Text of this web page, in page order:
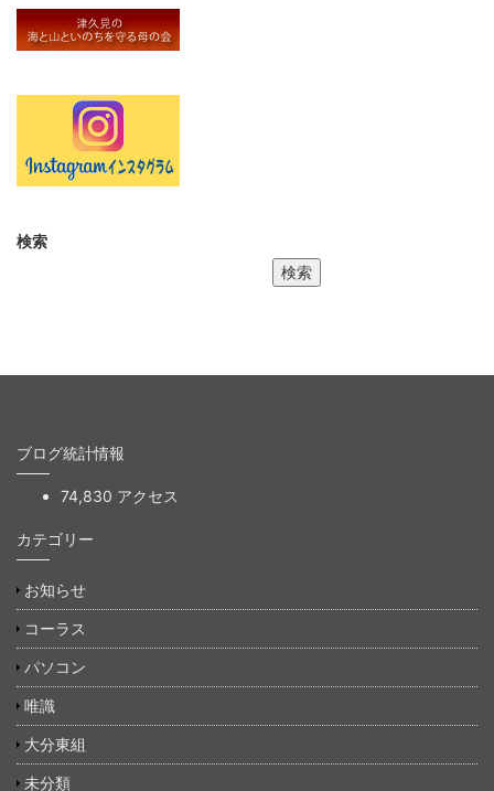
検索
検索
ブログ統計情報
74,830 アクセス
カテゴリー
お知らせ
コーラス
パソコン
唯識
大分東組
未分類